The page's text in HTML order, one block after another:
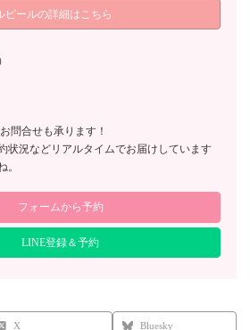
ピールの詳細はこちら
問合せも承ります！
状況などリアルタイムでお届けしています
。
フォームから予約
LINE登録＆予約
X Bluesky